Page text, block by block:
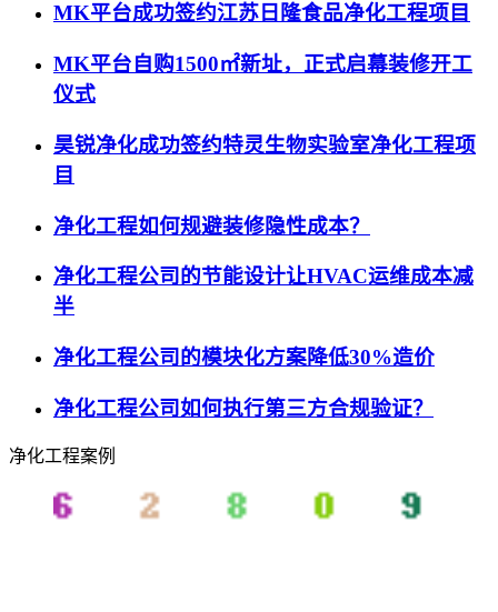
MK平台成功签约江苏日隆食品净化工程项目
MK平台自购1500㎡新址，正式启幕装修开工
仪式
昊锐净化成功签约特灵生物实验室净化工程项
目
净化工程如何规避装修隐性成本？
净化工程公司的节能设计让HVAC运维成本减
半
净化工程公司的模块化方案降低30%造价
净化工程公司如何执行第三方合规验证？
净化工程案例